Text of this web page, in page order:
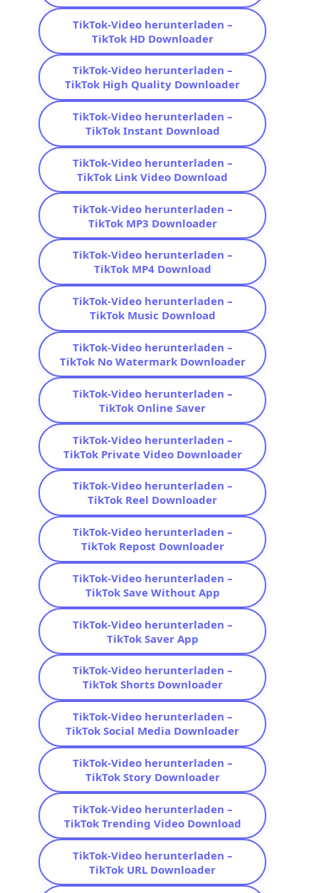
TikTok-Video herunterladen –
TikTok HD Downloader
TikTok-Video herunterladen –
TikTok High Quality Downloader
TikTok-Video herunterladen –
TikTok Instant Download
TikTok-Video herunterladen –
TikTok Link Video Download
TikTok-Video herunterladen –
TikTok MP3 Downloader
TikTok-Video herunterladen –
TikTok MP4 Download
TikTok-Video herunterladen –
TikTok Music Download
TikTok-Video herunterladen –
TikTok No Watermark Downloader
TikTok-Video herunterladen –
TikTok Online Saver
TikTok-Video herunterladen –
TikTok Private Video Downloader
TikTok-Video herunterladen –
TikTok Reel Downloader
TikTok-Video herunterladen –
TikTok Repost Downloader
TikTok-Video herunterladen –
TikTok Save Without App
TikTok-Video herunterladen –
TikTok Saver App
TikTok-Video herunterladen –
TikTok Shorts Downloader
TikTok-Video herunterladen –
TikTok Social Media Downloader
TikTok-Video herunterladen –
TikTok Story Downloader
TikTok-Video herunterladen –
TikTok Trending Video Download
TikTok-Video herunterladen –
TikTok URL Downloader